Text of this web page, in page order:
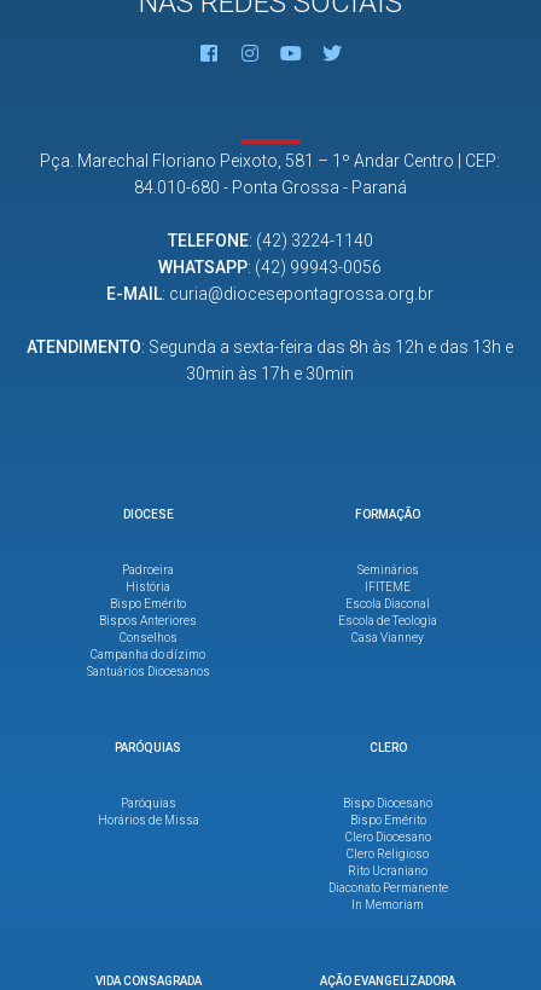
Pça. Marechal Floriano Peixoto, 581 – 1º Andar Centro | CEP:
84.010-680 - Ponta Grossa - Paraná
TELEFONE: (42) 3224-1140
WHATSAPP: (42) 99943-0056
E-MAIL: curia@diocesepontagrossa.org.br
ATENDIMENTO: Segunda a sexta-feira das 8h às 12h e das 13h e
30min às 17h e 30min
DIOCESE
Padroeira
História
Bispo Emérito
Bispos Anteriores
Conselhos
Campanha do dízimo
Santuários Diocesanos
FORMAÇÃO
Seminários
IFITEME
Escola Diaconal
Escola de Teologia
Casa Vianney
PARÓQUIAS
Paróquias
Horários de Missa
CLERO
Bispo Diocesano
Bispo Emérito
Clero Diocesano
Clero Religioso
Rito Ucraniano
Diaconato Permanente
In Memoriam
VIDA CONSAGRADA AÇÃO EVANGELIZADORA